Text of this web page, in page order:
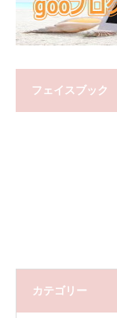
フェイスブック
カテゴリー